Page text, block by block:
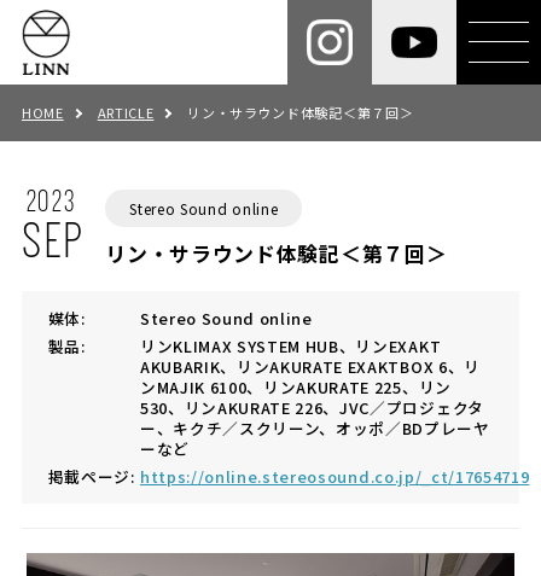
HOME ARTICLE リン・サラウンド体験記＜第７回＞
2023
SEP
Stereo Sound online
リン・サラウンド体験記＜第７回＞
媒体:
Stereo Sound online
製品:
リンKLIMAX SYSTEM HUB、リンEXAKT
AKUBARIK、リンAKURATE EXAKTBOX 6、リ
ンMAJIK 6100、リンAKURATE 225、リン
530、リンAKURATE 226、JVC／プロジェクタ
ー、キクチ／スクリーン、オッポ／BDプレーヤ
ーなど
掲載ページ: https://online.stereosound.co.jp/_ct/17654719